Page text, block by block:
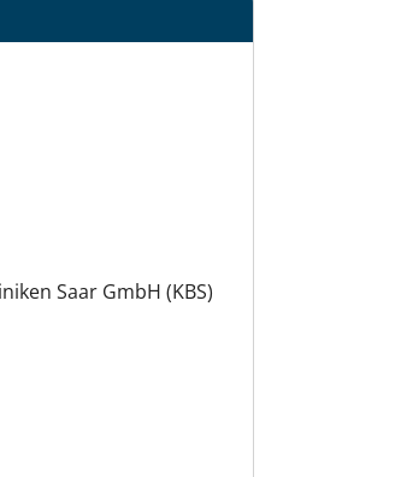
Saar GmbH (KBS)